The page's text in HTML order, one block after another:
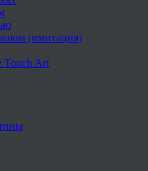
(имитация)
Touch Art